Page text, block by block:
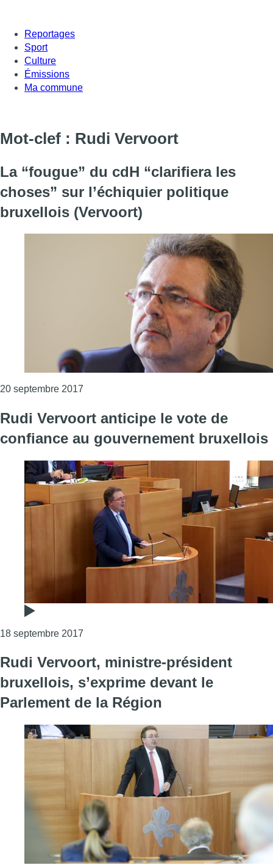
Reportages
Sport
Culture
Émissions
Ma commune
Mot-clef : Rudi Vervoort
La “fougue” du cdH “clarifiera les
choses” sur l’échiquier politique
bruxellois (Vervoort)
20 septembre 2017
Rudi Vervoort anticipe le vote de
confiance au gouvernement bruxellois
18 septembre 2017
Rudi Vervoort, ministre-président
bruxellois, s’exprime devant le
Parlement de la Région